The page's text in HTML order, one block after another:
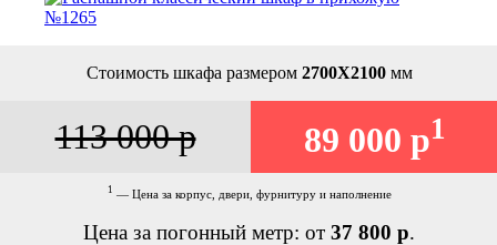
Стоимость шкафа размером 2700Х2100мм
113 000 р 89 000 р1
1 — Цена за корпус, двери, фурнитуру и наполнение
Цена за погонный метр: от 37 800 р.